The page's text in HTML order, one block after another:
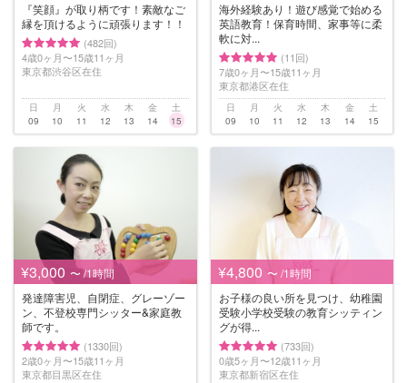
『笑顔』が取り柄です！素敵なご
縁を頂けるように頑張ります！！
(482回)
4歳0ヶ月〜15歳11ヶ月
東京都渋谷区在住
日
09
月
10
火
11
水
12
木
13
金
14
土
15
海外経験あり！遊び感覚で始める
英語教育！保育時間、家事等に柔
軟に対...
(11回)
7歳0ヶ月〜15歳11ヶ月
東京都港区在住
日
09
月
10
火
11
水
12
木
13
金
14
土
15
¥3,000 〜 /1時間
発達障害児、自閉症、グレーゾー
ン、不登校専門シッター&家庭教
師です。
(1330回)
2歳0ヶ月〜15歳11ヶ月
東京都目黒区在住
¥4,800 〜 /1時間
お子様の良い所を見つけ、幼稚園
受験小学校受験の教育シッティン
グが得...
(733回)
0歳5ヶ月〜12歳11ヶ月
東京都新宿区在住